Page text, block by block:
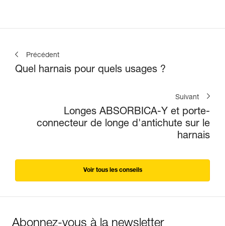
Précédent
Quel harnais pour quels usages ?
Suivant
Longes ABSORBICA-Y et porte-
connecteur de longe d'antichute sur le
harnais
Voir tous les conseils